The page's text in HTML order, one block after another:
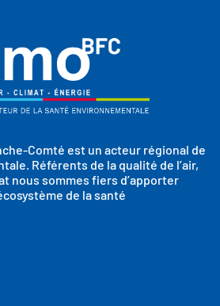
Comté est un acteur régional de
Référents de la qualité de l’air,
nous sommes fiers d’apporter
de la santé